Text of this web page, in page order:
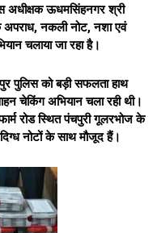
अधीक्षक ऊधमसिंहनगर श्री
अपराध, नकली नोट, नशा एवं
चलाया जा रहा है।
पुलिस को बड़ी सफलता हाथ
चेकिंग अभियान चला रही थी।
रोड स्थित पंचपुरी गूलरभोज के
नोटों के साथ मौजूद हैं।